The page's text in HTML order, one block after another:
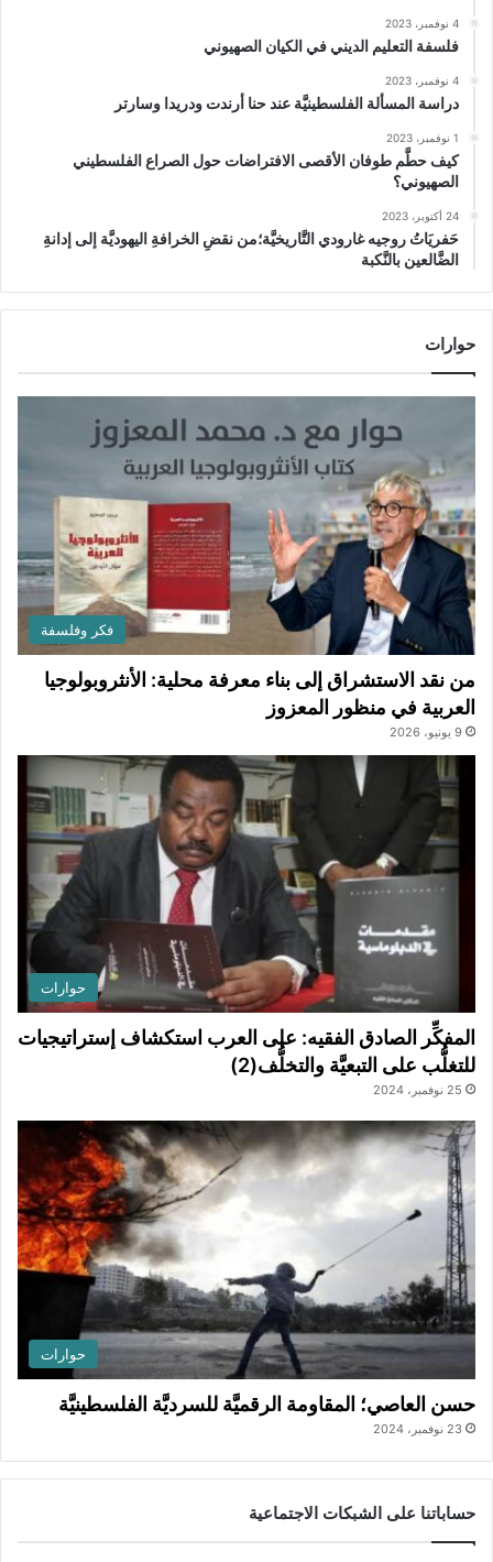
4 نوفمبر، 2023
فلسفة التعليم الديني في الكيان الصهيوني
4 نوفمبر، 2023
دراسة المسألة الفلسطينيَّة عند حنا أرندت ودريدا وسارتر
1 نوفمبر، 2023
كيف حطَّم طوفان الأقصى الافتراضات حول الصراع الفلسطيني
الصهيوني؟
24 أكتوبر، 2023
حَفريَاتُ روجيه غارودي التَّاريخيَّة؛من نقضِ الخرافةِ اليهوديَّة إلى إدانةِ
الضَّالعين بالنَّكبة
حوارات
فكر وفلسفة
من نقد الاستشراق إلى بناء معرفة محلية: الأنثروبولوجيا
العربية في منظور المعزوز
9 يونيو، 2026
حوارات
المفكِّر الصادق الفقيه: على العرب استكشاف إستراتيجيات
للتغلُّب على التبعيَّة والتخلُّف(2)
25 نوفمبر، 2024
حوارات
حسن العاصي؛ المقاومة الرقميَّة للسرديَّة الفلسطينيَّة
23 نوفمبر، 2024
حساباتنا على الشبكات الاجتماعية